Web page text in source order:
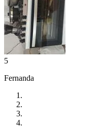
5
Fernanda